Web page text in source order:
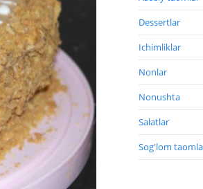
Dessertlar
Ichimliklar
Nonlar
Nonushta
Salatlar
Sog'lom